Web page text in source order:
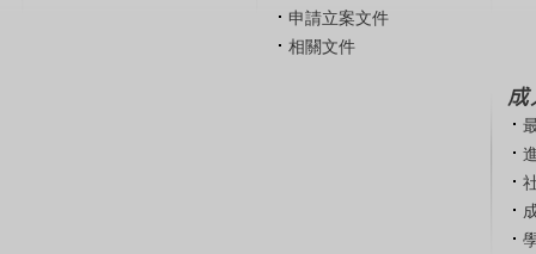
申請立案文件
相關文件